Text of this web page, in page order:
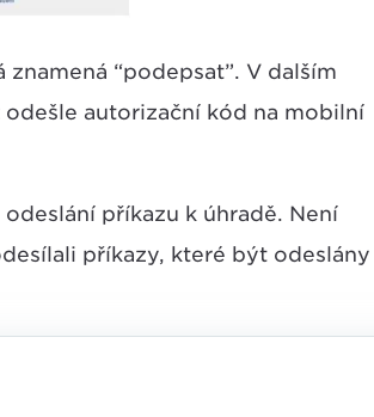
“podepsat”. V dalším
autorizační kód na mobilní
příkazu k úhradě. Není
příkazy, které být odeslány